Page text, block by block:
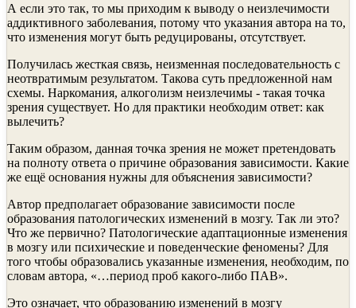
А если это так, то мы приходим к выводу о неизлечимости
аддиктивного заболевания, потому что указания автора на то,
что изменения могут быть редуцированы, отсутствует.
Получилась жесткая связь, неизменная последовательность с
неотвратимым результатом. Такова суть предложенной нам
схемы. Наркомания, алкоголизм неизлечимы - такая точка
зрения существует. Но для практики необходим ответ: как
вылечить?
Таким образом, данная точка зрения не может претендовать
на полноту ответа о причине образования зависимости. Какие
же ещё основания нужны для объяснения зависимости?
Автор предполагает образование зависимости после
образования патологических изменений в мозгу. Так ли это?
Что же первично? Патологические адаптационные изменения
в мозгу или психические и поведенческие феномены? Для
того чтобы образовались указанные изменения, необходим, по
словам автора, «…период проб какого-либо ПАВ».
Это означает, что образованию изменений в мозгу